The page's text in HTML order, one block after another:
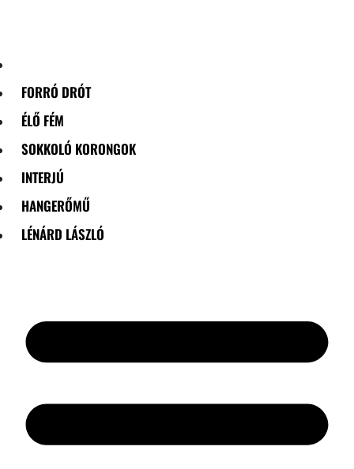
FORRÓ DRÓT
ÉLŐ FÉM
SOKKOLÓ KORONGOK
INTERJÚ
HANGERŐMŰ
LÉNÁRD LÁSZLÓ